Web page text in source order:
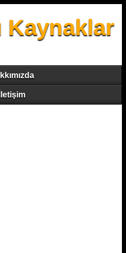
Kaynaklar
İletişim